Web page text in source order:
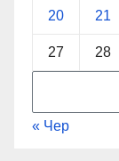
20 21
27 28
« Чер